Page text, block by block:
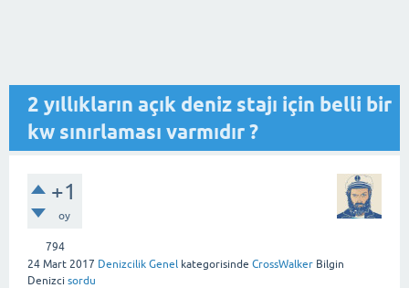
2 yıllıkların açık deniz stajı için belli bir
kw sınırlaması varmıdır ?
+1
oy
794
24 Mart 2017 Denizcilik Genel kategorisinde CrossWalker Bilgin
Denizci sordu